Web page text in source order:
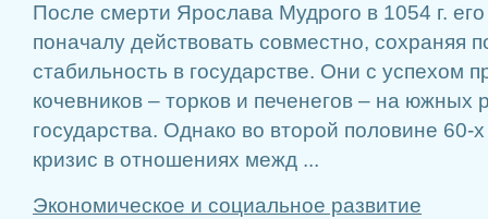
После смерти Ярослава Мудрого в 1054 г.
поначалу действовать совместно, сохраняя
стабильность в государстве. Они с успехом
кочевников – торков и печенегов – на южных
государства. Однако во второй половине 60-х
кризис в отношениях межд ...
Экономическое и социальное развитие